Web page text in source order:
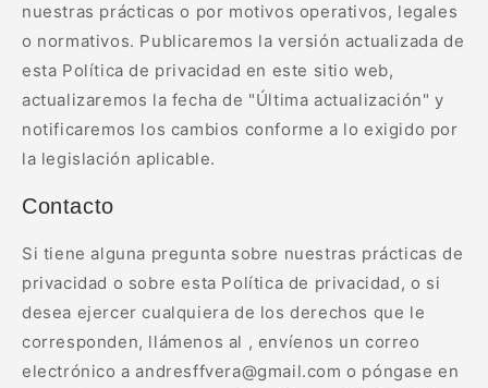
nuestras prácticas o por motivos operativos, legales
o normativos. Publicaremos la versión actualizada de
esta Política de privacidad en este sitio web,
actualizaremos la fecha de "Última actualización" y
notificaremos los cambios conforme a lo exigido por
la legislación aplicable.
Contacto
Si tiene alguna pregunta sobre nuestras prácticas de
privacidad o sobre esta Política de privacidad, o si
desea ejercer cualquiera de los derechos que le
corresponden, llámenos al , envíenos un correo
electrónico a andresffvera@gmail.com o póngase en